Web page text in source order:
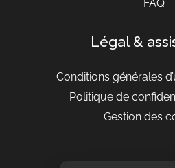
FAQ
Légal &
Conditions générales
Politique de
Gestion des